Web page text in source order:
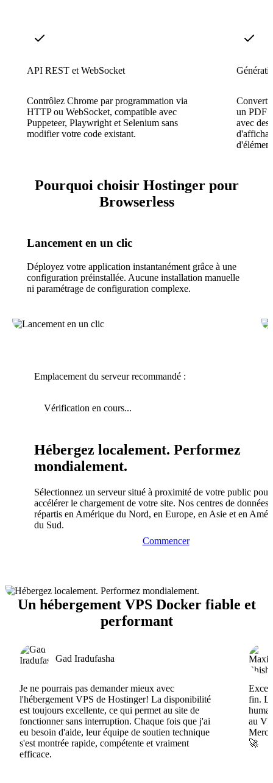
API REST et WebSocket
Contrôlez Chrome par programmation via
HTTP ou WebSocket, compatible avec
Puppeteer, Playwright et Selenium sans
modifier votre code existant.
un PDF
avec des
Pourquoi choisir Hostinger pour
Browserless
Lancement en un clic
Déployez votre application instantanément grâce à une
configuration préinstallée. Aucune installation manuelle
ni paramétrage de configuration complexe.
Emplacement du serveur recommandé :
Vérification en cours...
Hébergez localement. Performez
mondialement.
Sélectionnez un serveur situé à proximité de votre public pour
accélérer le chargement de votre site. Nos centres de données
répartis en Amérique du Nord, en Europe, en Asie et en
du Sud.
Commencer
Un hébergement VPS Docker fiable et
performant
Gad Iradufasha
Je ne pourrais pas demander mieux avec
l'hébergement VPS de Hostinger! La disponibilité
est toujours excellente, ce qui permet au site de
fonctionner sans interruption. Chaque fois que j'ai
eu besoin d'aide, leur équipe de soutien technique
s'est montrée rapide, compétente et vraiment
efficace.
fin.
au
Merci
🚀